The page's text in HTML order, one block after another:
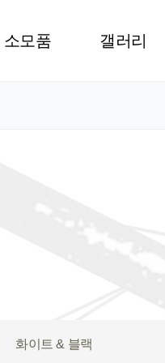
소모품 갤러리
화이트 & 블랙